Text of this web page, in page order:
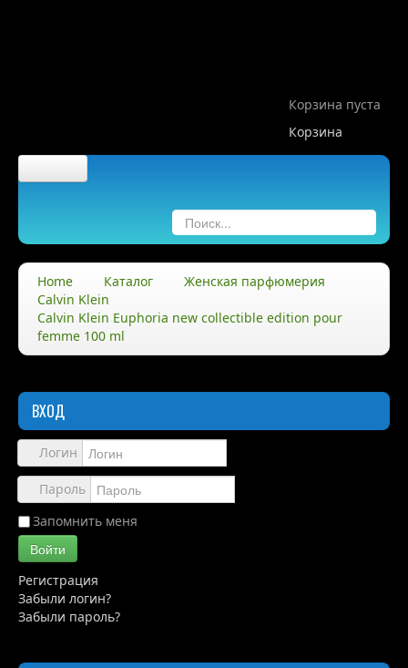
Корзина пуста
Корзина
О нас
Правила
Обзоры
Каталог
Контакты
Home Каталог
Женская парфюмерия
Calvin Klein
Calvin Klein Euphoria new collectible edition pour
femme 100 ml
ВХОД
Логин
Пароль
Запомнить меня
Войти
Регистрация
Забыли логин?
Забыли пароль?